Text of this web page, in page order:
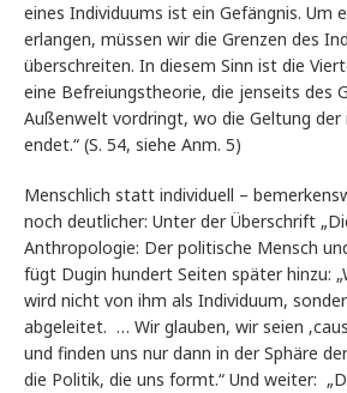
eines Individuums ist ein Gefängnis. Um
erlangen, müssen wir die Grenzen des
überschreiten. In diesem Sinn ist die
eine Befreiungstheorie, die jenseits des
Außenwelt vordringt, wo die Geltung
endet.“ (S. 54, siehe Anm. 5)
Menschlich statt individuell –
noch deutlicher: Unter der Überschrift
Anthropologie: Der politische Mensch
fügt Dugin hundert Seiten später hinzu:
wird nicht von ihm als Individuum,
abgeleitet. … Wir glauben, wir seien
und finden uns nur dann in der Sphäre
die Politik, die uns formt.“ Und weiter: